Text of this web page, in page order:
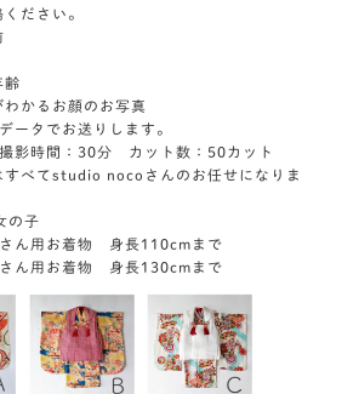
ださい。
齢
かるお顔のお写真
ータでお送りします。
影時間：30分 カット数：50カット
べてstudio nocoさんのお任せになりま
の子
ん用お着物 身長110cmまで
物 身長130cmまで